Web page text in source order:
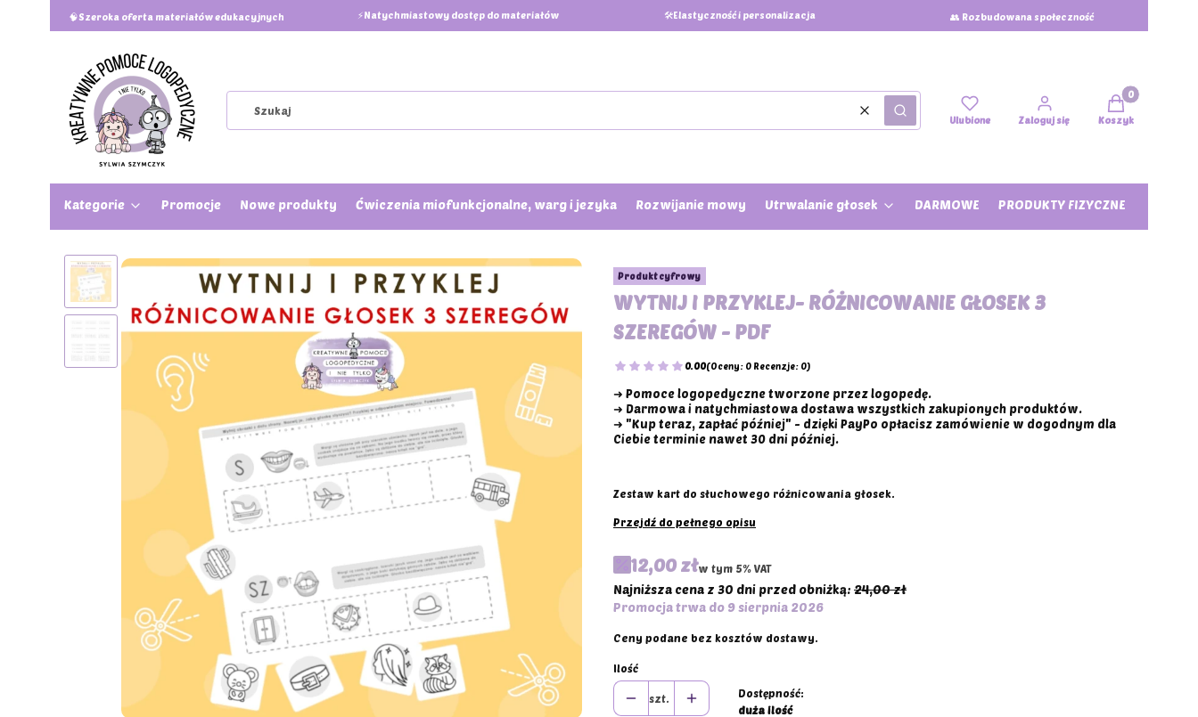
🧠Szeroka oferta materiałów edukacyjnych ⚡Natychmiastowy dostęp do materiałów 🛠️Elastyczność i personalizacja 👥 Rozbudowana społeczność
WyczyśćSzukaj Ulubione Zaloguj się
Produkty w
Koszyk
Kategorie Promocje Nowe produkty Ćwiczenia miofunkcjonalne, warg i jezyka Rozwijanie mowy Utrwalanie głosek DARMOWE PRODUKTY FIZYCZNE
Produkt cyfrowy
WYTNIJ I PRZYKLEJ- RÓŻNICOWANIE GŁOSEK 3
SZEREGÓW - PDF
0.00(Oceny: 0 Recenzje: 0)
➜ Pomoce logopedyczne tworzone przez logopedę.
➜ Darmowa i natychmiastowa dostawa wszystkich zakupionych produktów.
➜ "Kup teraz, zapłać później" - dzięki PayPo opłacisz zamówienie w dogodnym dla
Ciebie terminie nawet 30 dni później.
Zestaw kart do słuchowego różnicowania głosek.
Przejdź do pełnego opisu
12,00 złw tym 5% VAT
w tym 5% VAT
Najniższa cena z 30 dni przed obniżką: 24,00 zł
Promocja trwa do 9 sierpnia 2026
Ceny podane bez kosztów dostawy.
Ilość
szt.
Dostępność:
duża ilość